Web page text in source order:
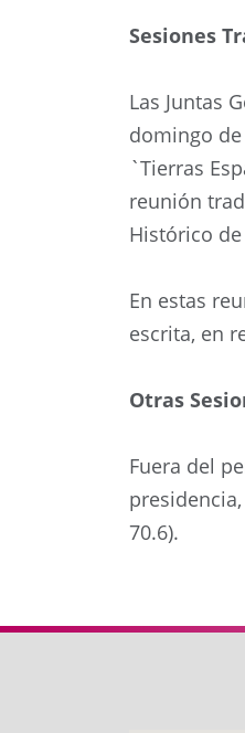
Sesiones
Las Juntas
domingo
`Tierras
reunión
Histórico
En estas
escrita, en
Otras
Fuera del
70.6).